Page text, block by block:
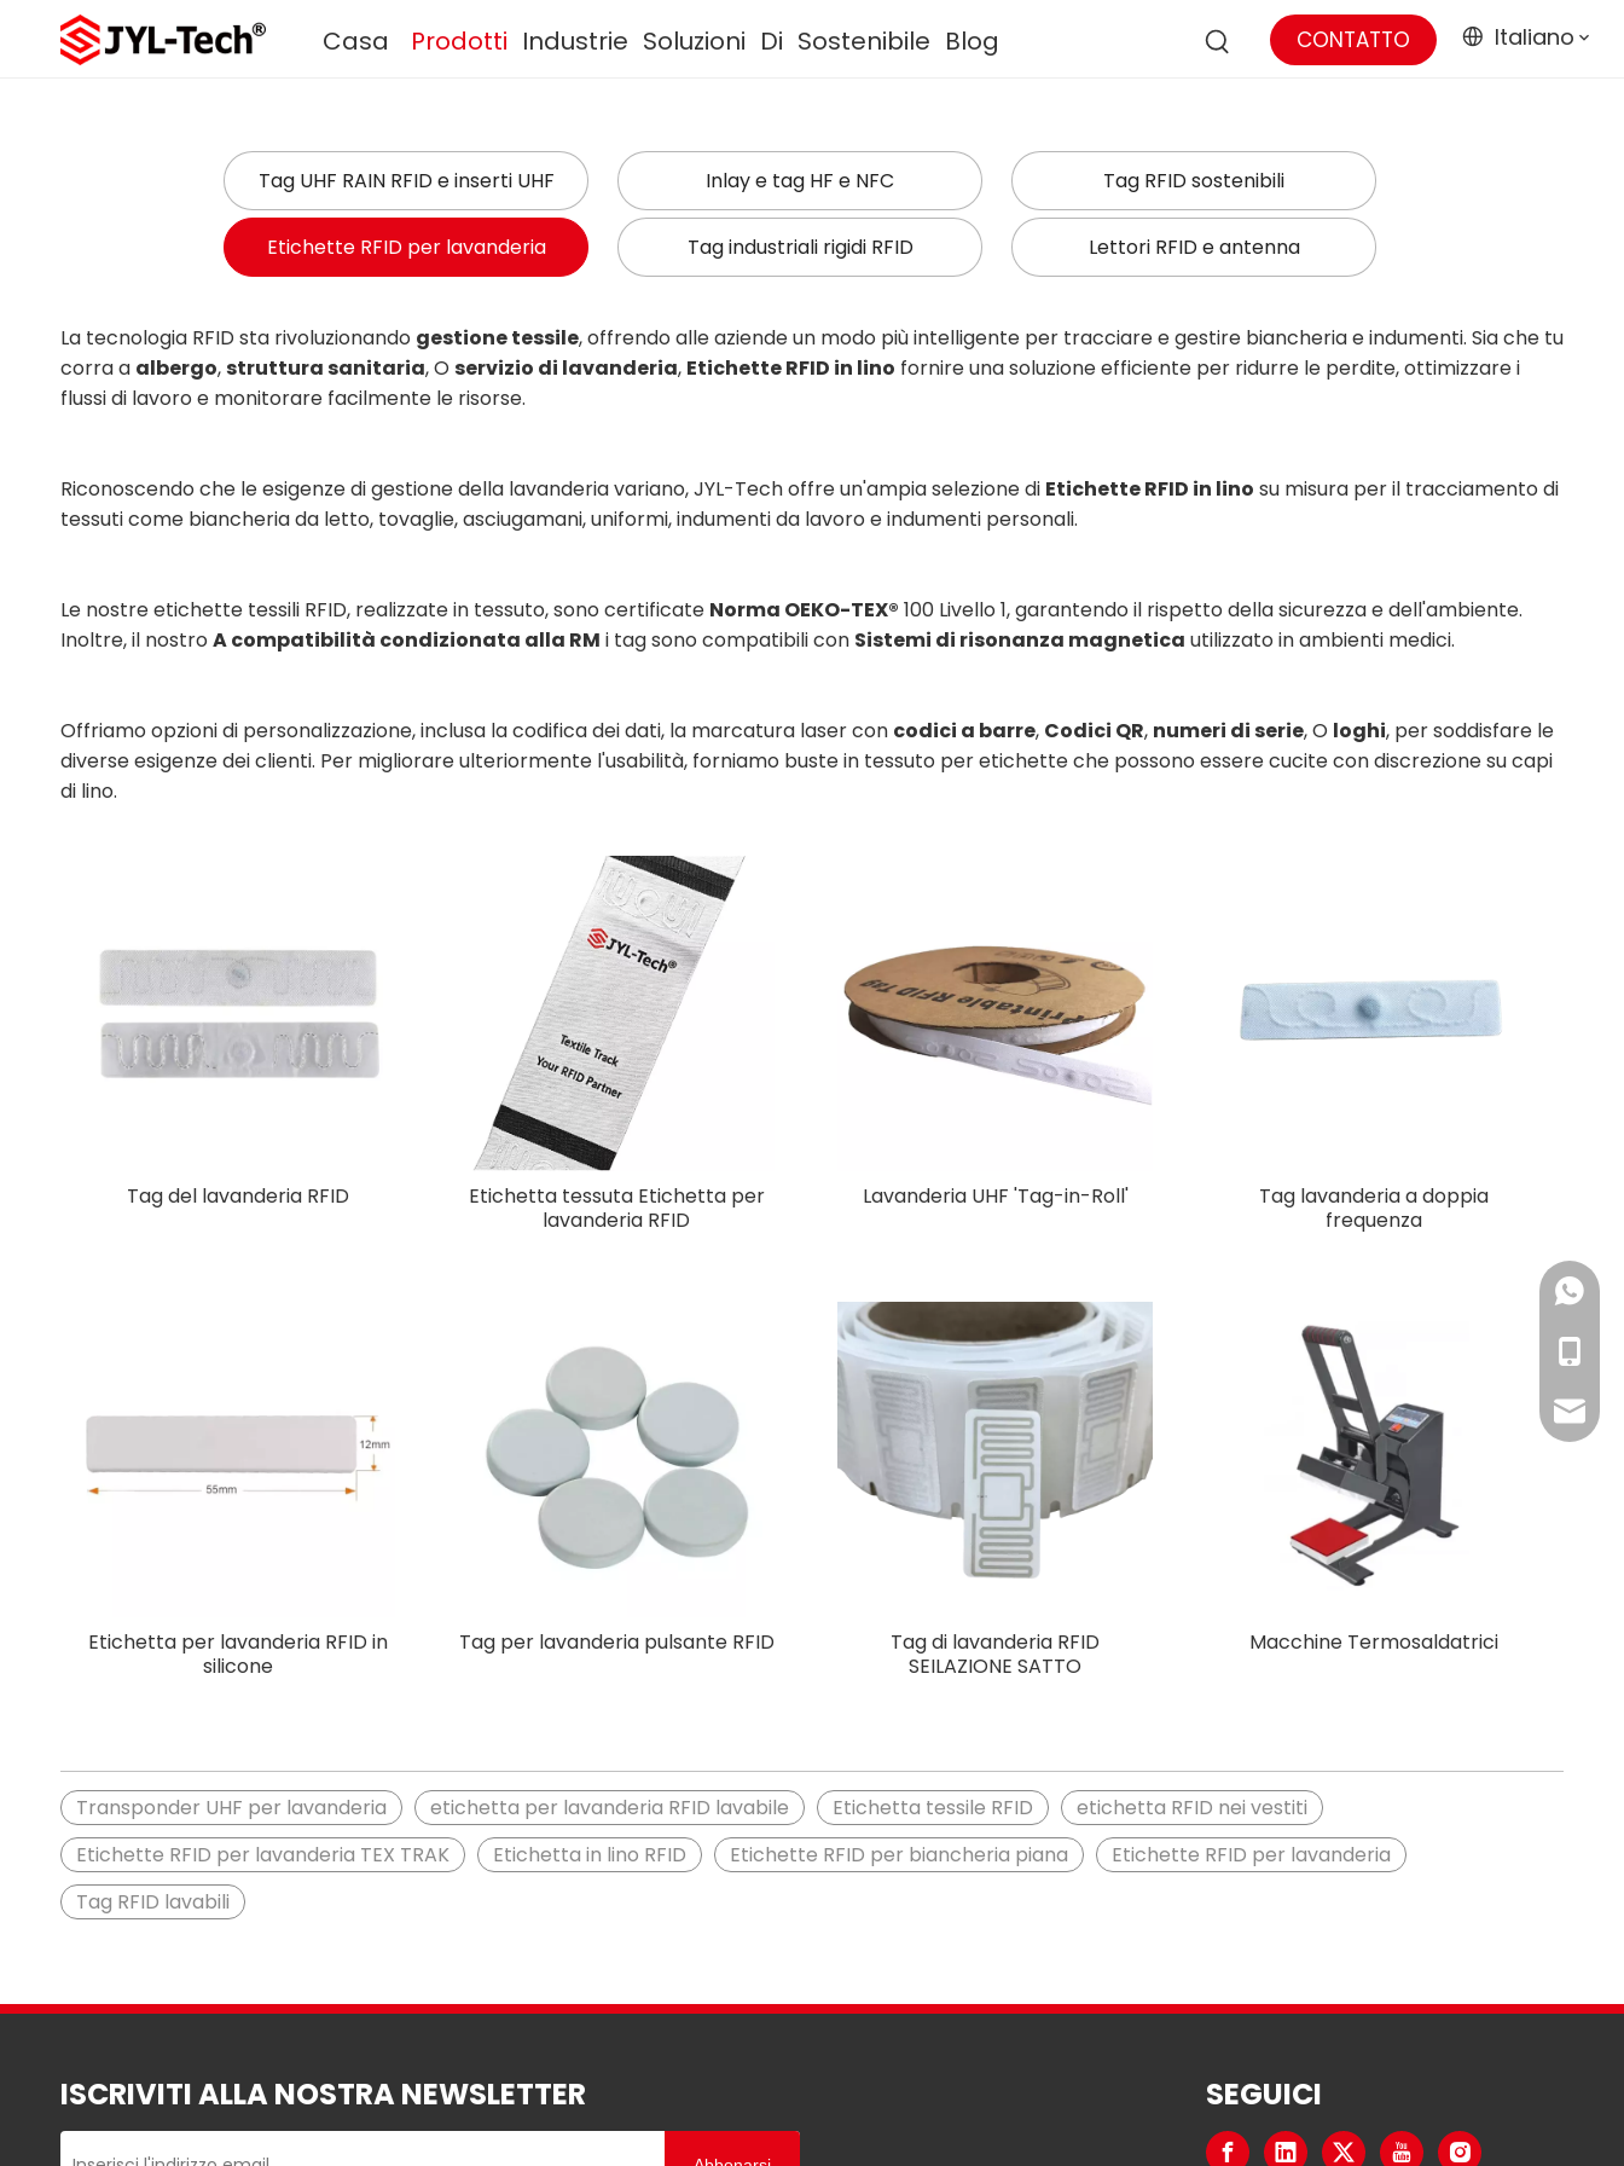
Casa Prodotti Industrie Soluzioni Di Sostenibile Blog CONTATTO Italiano
Tag UHF RAIN RFID e inserti UHF Inlay e tag HF e NFC Tag RFID sostenibili
Etichette RFID per lavanderia Tag industriali rigidi RFID Lettori RFID e antenna
La tecnologia RFID sta rivoluzionando gestione tessile, offrendo alle aziende un modo più intelligente per tracciare e gestire biancheria e indumenti. Sia che tu
corra a albergo,struttura sanitaria, O servizio di lavanderia, Etichette RFID in lino fornire una soluzione efficiente per ridurre le perdite, ottimizzare i
flussi di lavoro e monitorare facilmente le risorse.
Riconoscendo che le esigenze di gestione della lavanderia variano, JYL-Tech offre un'ampia selezione di Etichette RFID in lino su misura per il tracciamento di
tessuti come biancheria da letto, tovaglie, asciugamani, uniformi, indumenti da lavoro e indumenti personali.
Le nostre etichette tessili RFID, realizzate in tessuto, sono certificate Norma OEKO-TEX® 100 Livello 1, garantendo il rispetto della sicurezza e dell'ambiente.
Inoltre, il nostro A compatibilità condizionata alla RM i tag sono compatibili con Sistemi di risonanza magnetica utilizzato in ambienti medici.
Offriamo opzioni di personalizzazione, inclusa la codifica dei dati, la marcatura laser con codici a barre, Codici QR, numeri di serie, O loghi, per soddisfare le
diverse esigenze dei clienti. Per migliorare ulteriormente l'usabilità, forniamo buste in tessuto per etichette che possono essere cucite con discrezione su capi
di lino.
Tag del lavanderia RFID
Etichetta tessuta Etichetta per
lavanderia RFID
Lavanderia UHF 'Tag-in-Roll'
Tag lavanderia a doppia
frequenza
Etichetta per lavanderia RFID in
silicone
Tag per lavanderia pulsante RFID
Tag di lavanderia RFID
SEILAZIONE SATTO
Macchine Termosaldatrici
Transponder UHF per lavanderia etichetta per lavanderia RFID lavabile Etichetta tessile RFID
etichetta RFID nei vestiti
Etichette RFID per lavanderia TEX TRAK
Etichetta in lino RFID Etichette RFID per biancheria piana
Etichette RFID per lavanderia
Tag RFID lavabili
ISCRIVITI ALLA NOSTRA NEWSLETTER SEGUICI
+86